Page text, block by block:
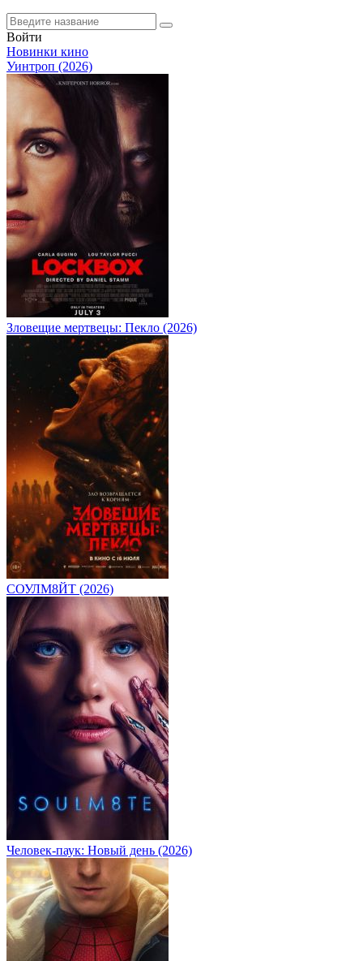
Войти
Новинки кино
Уинтроп (2026)
Зловещие мертвецы: Пекло (2026)
СОУЛМ8ЙТ (2026)
Человек-паук: Новый день (2026)